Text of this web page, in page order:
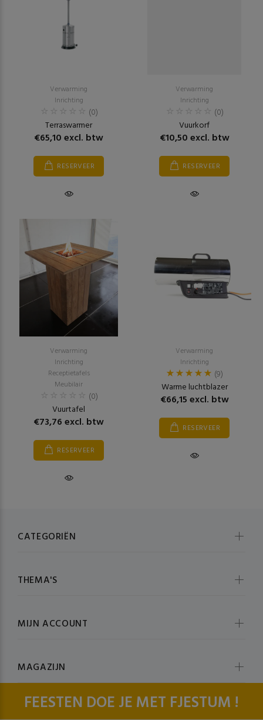
Verwarming
Inrichting
(0)
Terraswarmer
€65,10 excl. btw
RESERVEER
Verwarming
Inrichting
(0)
Vuurkorf
€10,50 excl. btw
RESERVEER
Verwarming
Inrichting
Receptietafels
Meubilair
(0)
Vuurtafel
€73,76 excl. btw
RESERVEER
Verwarming
Inrichting
(9)
Warme luchtblazer
€66,15 excl. btw
RESERVEER
FEESTEN DOE JE MET FJESTUM !
CATEGORIËN
THEMA'S
MIJN ACCOUNT
MAGAZIJN